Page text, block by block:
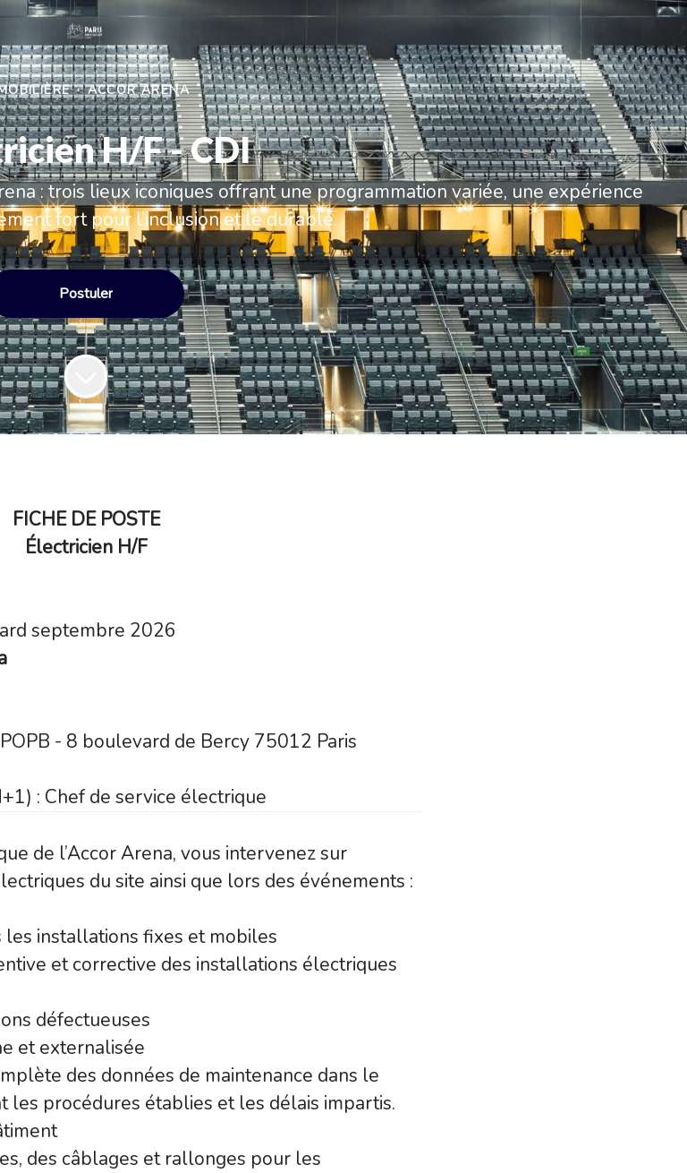
· ACCOR ARENA
H/F - CDI
: trois lieux iconiques offrant une programmation variée, une expérience
fort pour l’inclusion et le durable.
Postuler
FICHE DE POSTE
Électricien H/F
septembre 2026
- 8 boulevard de Bercy 75012 Paris
: Chef de service électrique
de l’Accor Arena, vous intervenez sur
du site ainsi que lors des événements :
installations fixes et mobiles
et corrective des installations électriques
défectueuses
et externalisée
des données de maintenance dans le
les procédures établies et les délais impartis.
des câblages et rallonges pour les